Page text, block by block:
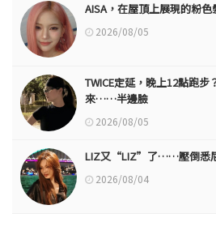
AISA，在屋頂上展現的粉
2026/08/05
TWICE定延，晚上12點跑
來……半邊臉
2026/08/05
LIZ又“LIZ”了……壓倒悉
2026/08/04